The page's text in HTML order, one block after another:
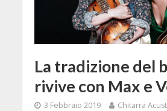
La tradizione del
rivive con Max e
3 Febbraio 2019
Chitarra